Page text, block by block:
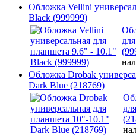
Обложка Vellini
Black (999999)
Обложка Drobak
Dark Blue (218769)